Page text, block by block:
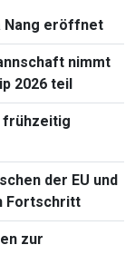
Nang eröffnet
nimmt
2026 teil
frühzeitig
der EU und
Fortschritt
zur